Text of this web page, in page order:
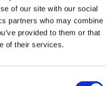
of our site with our social
partners who may combine
provided to them or that
of their services.
Selce